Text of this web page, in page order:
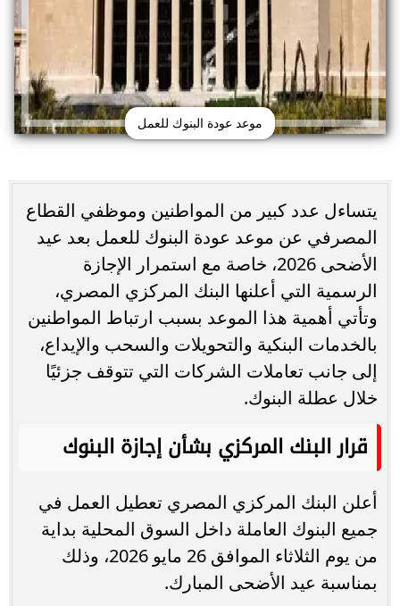
موعد عودة البنوك للعمل
يتساءل عدد كبير من المواطنين وموظفي القطاع
المصرفي عن موعد عودة البنوك للعمل بعد عيد
الأضحى 2026، خاصة مع استمرار الإجازة
الرسمية التي أعلنها البنك المركزي المصري،
وتأتي أهمية هذا الموعد بسبب ارتباط المواطنين
بالخدمات البنكية والتحويلات والسحب والإيداع،
إلى جانب تعاملات الشركات التي تتوقف جزئيًا
خلال عطلة البنوك.
قرار البنك المركزي بشأن إجازة البنوك
أعلن البنك المركزي المصري تعطيل العمل في
جميع البنوك العاملة داخل السوق المحلية بداية
من يوم الثلاثاء الموافق 26 مايو 2026، وذلك
بمناسبة عيد الأضحى المبارك.